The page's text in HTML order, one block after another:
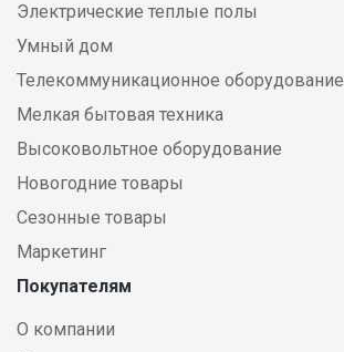
Электрические теплые полы
Умный дом
Телекоммуникационное оборудование
Мелкая бытовая техника
Высоковольтное оборудование
Новогодние товары
Сезонные товары
Маркетинг
Покупателям
О компании